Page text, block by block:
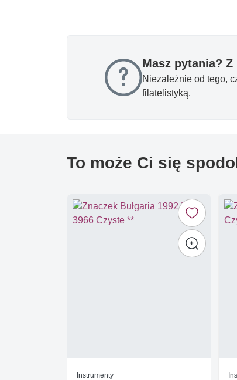
Masz pytania?
Niezależnie od tego,
filatelistyką.
To może Ci się
Instrumenty